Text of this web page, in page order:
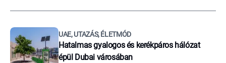
UAE, UTAZÁS, ÉLETMÓD
Hatalmas gyalogos és kerékpáros hálózat
épül Dubai városában